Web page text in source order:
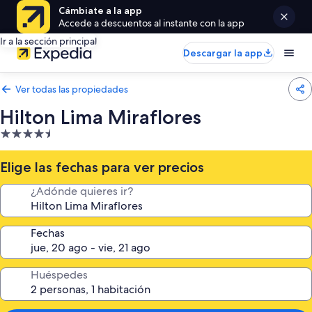
Cámbiate a la app
Accede a descuentos al instante con la app
Ir a la sección principal
Descargar la app
Ver todas las propiedades
Hilton Lima Miraflores
Propiedad
de
4.5
estrellas
Elige las fechas para ver precios
¿Adónde quieres ir?
Fechas
Huéspedes